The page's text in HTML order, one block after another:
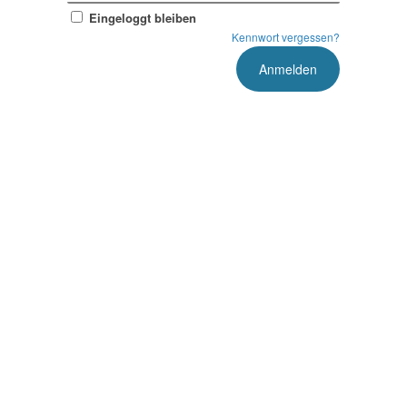
Eingeloggt bleiben
Kennwort vergessen?